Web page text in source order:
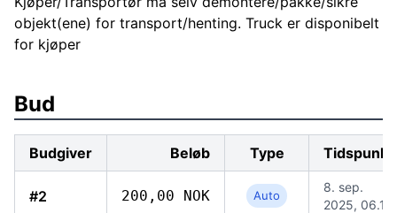
objekt(ene) for transport/henting. Truck er disponibelt
for kjøper
Bud
Budgiver Beløb Type Tidspunkt
#2 200,00 NOK Auto
8. sep.
2025, 06.12